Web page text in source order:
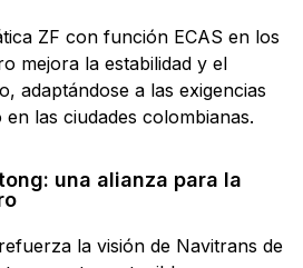
ZF con función ECAS en los
mejora la estabilidad y el
adaptándose a las exigencias
las ciudades colombianas.
una alianza para la
la visión de Navitrans de